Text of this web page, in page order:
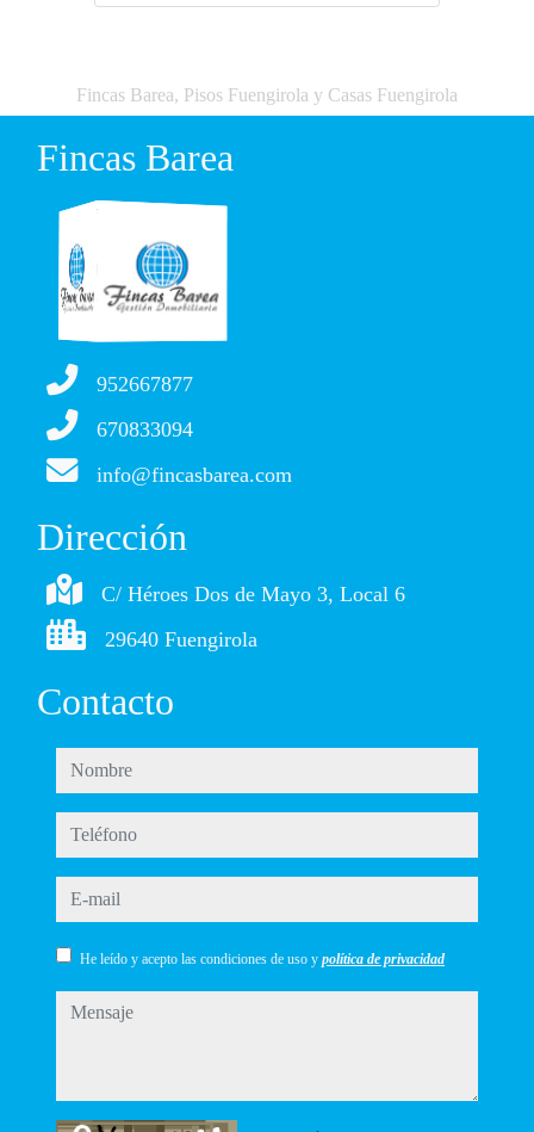
Fincas Barea, Pisos Fuengirola y Casas Fuengirola
Fincas Barea
952667877
670833094
info@fincasbarea.com
Dirección
C/ Héroes Dos de Mayo 3, Local 6
29640 Fuengirola
Contacto
nombre
teléfono
e-mail
He leído y acepto las condiciones de uso y política de privacidad
mensaje